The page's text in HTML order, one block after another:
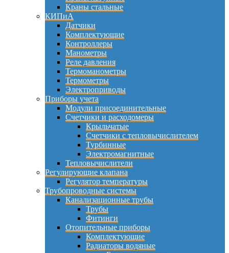
Краны стальные
КИПиА
Датчики
Комплектующие
Контроллеры
Манометры
Реле давления
Термоманометры
Термометры
Электроприводы
Приборы учета
Модули присоединительные
Счетчики и расходомеры
Крыльчатые
Счетчики с тепловычислителем
Турбинные
Электромагнитные
Тепловычислители
Регулирующие клапана
Регулятор температуры
Трубопроводные системы
Канализационные трубы
Трубы
Фитинги
Отопительные приборы
Комплектующие
Радиаторы водяные